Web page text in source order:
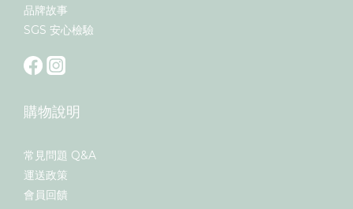
品牌故事
SGS 安心檢驗
購物說明
常見問題 Q&A
運送政策
會員回饋